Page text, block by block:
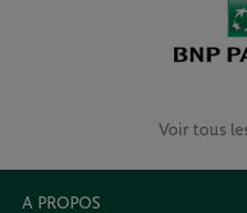
Voir tous
A PROPOS